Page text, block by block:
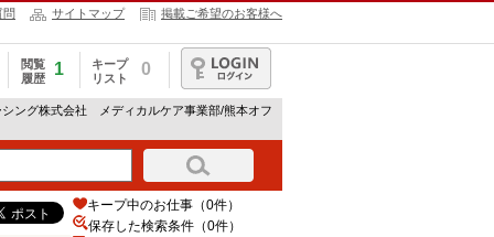
問 サイトマップ 掲載ご希望のお客様へ
閲覧
履歴
1
キープ
リスト
0
ログイン
ング株式会社 メディカルケア事業部/熊本オフ
キープ中のお仕事（0件）
保存した検索条件（0件）